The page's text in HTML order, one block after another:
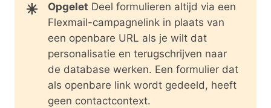
Opgelet Deel formulieren altijd via een
Flexmail-campagnelink in plaats van
een openbare URL als je wilt dat
personalisatie en terugschrijven naar
de database werken. Een formulier dat
als openbare link wordt gedeeld, heeft
geen contactcontext.